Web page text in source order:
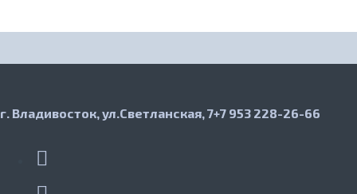
г. Владивосток, ул.Светланская, 7+7 953 228-26-66